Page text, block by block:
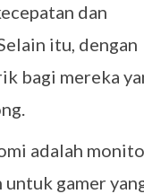
dan
itu, dengan
bagi mereka
adalah
gamer